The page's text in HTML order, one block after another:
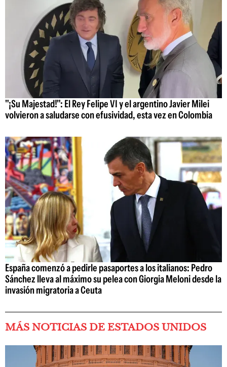
"¡Su Majestad!": El Rey Felipe VI y el argentino Javier Milei
volvieron a saludarse con efusividad, esta vez en Colombia
España comenzó a pedirle pasaportes a los italianos: Pedro
Sánchez lleva al máximo su pelea con Giorgia Meloni desde la
invasión migratoria a Ceuta
MÁS NOTICIAS DE ESTADOS UNIDOS